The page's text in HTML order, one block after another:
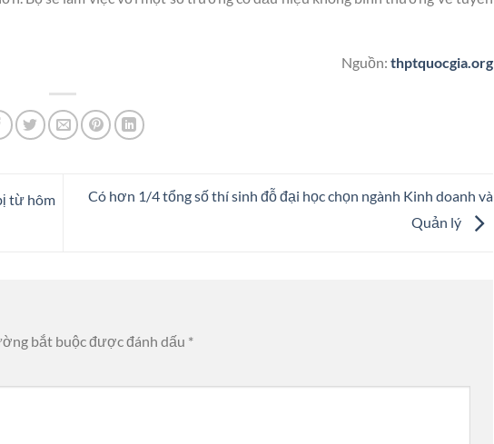
Nguồn: thptquocgia.org
từ hôm
Có hơn 1/4 tổng số thí sinh đỗ đại học chọn ngành Kinh doanh và
Quản lý
bắt buộc được đánh dấu *